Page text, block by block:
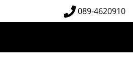
089-4620910